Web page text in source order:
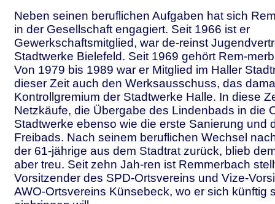
Neben seinen beruflichen Aufgaben hat sich
in der Gesellschaft engagiert. Seit 1966 ist er
Gewerkschaftsmitglied, war de-reinst
Stadtwerke Bielefeld. Seit 1969 gehört Rem-
Von 1979 bis 1989 war er Mitglied im Haller
dieser Zeit auch den Werksausschuss, das
Kontrollgremium der Stadtwerke Halle. In diese
Netzkäufe, die Übergabe des Lindenbads in die
Stadtwerke ebenso wie die erste Sanierung und
Freibads. Nach seinem beruflichen Wechsel
der 61-jährige aus dem Stadtrat zurück, blieb
aber treu. Seit zehn Jah-ren ist Remmerbach
Vorsitzender des SPD-Ortsvereins und Vize-
AWO-Ortsvereins Künsebeck, wo er sich künftig